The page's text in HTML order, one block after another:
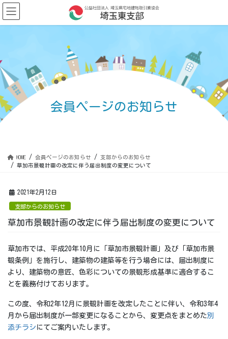
コ
ン
テ
に
移
動
ナ
ビ
ゲ
ョ
ン
に
移
動
会員ページのお知らせ
HOME 会員ページのお知らせ
支部からのお知らせ
草加市景観計画の改定に伴う届出制度の変更について
2021年2月12日
支部からのお知らせ
草加市景観計画の改定に伴う届出制度の変更について
草加市では、平成20年10月に「草加市景観計画」及び「草加市景
観条例」を施行し、建築物の建築等を行う場合には、届出制度に
より、建築物の意匠、色彩についての景観形成基準に適合するこ
とを義務付けております。
この度、令和2年12月に景観計画を改定したことに伴い、令和3年4
月から届出制度が一部変更になることから、変更点をまとめた別
添チラシ にてご案内いたします。